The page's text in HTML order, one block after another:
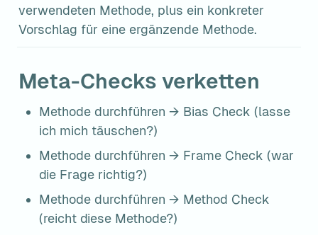
verwendeten Methode, plus ein konkreter
Vorschlag für eine ergänzende Methode.
Meta-Checks verketten
Methode durchführen → Bias Check (lasse
ich mich täuschen?)
Methode durchführen → Frame Check (war
die Frage richtig?)
Methode durchführen → Method Check
(reicht diese Methode?)